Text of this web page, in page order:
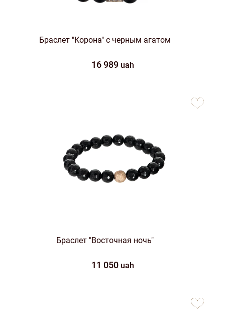
Браслет "Корона" с черным агатом
16 989 uah
Браслет "Восточная ночь"
11 050 uah
favorites
favorites